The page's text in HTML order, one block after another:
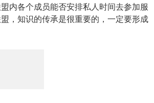
内各个成员能否安排私人时间去参加服
，知识的传承是很重要的，一定要形成